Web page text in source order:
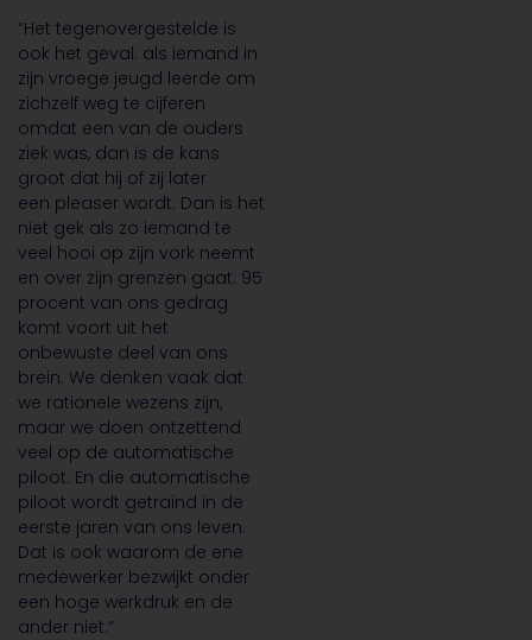
“Het tegenovergestelde is
ook het geval: als iemand in
zijn vroege jeugd leerde om
zichzelf weg te cijferen
omdat een van de ouders
ziek was, dan is de kans
groot dat hij of zij later
een pleaser wordt. Dan is het
niet gek als zo iemand te
veel hooi op zijn vork neemt
en over zijn grenzen gaat. 95
procent van ons gedrag
komt voort uit het
onbewuste deel van ons
brein. We denken vaak dat
we rationele wezens zijn,
maar we doen ontzettend
veel op de automatische
piloot. En die automatische
piloot wordt getraind in de
eerste jaren van ons leven.
Dat is ook waarom de ene
medewerker bezwijkt onder
een hoge werkdruk en de
ander niet.”